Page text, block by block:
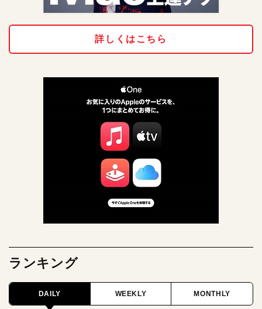
詳しくはこちら
ランキング
DAILY WEEKLY MONTHLY